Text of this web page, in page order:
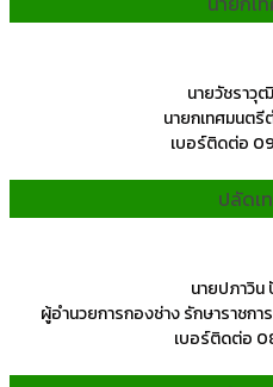
นายวัชราวุ
นายกเทศมนต
เบอร์ติดต่อ
ปลัดเ
นายปภาวิ
ผู้อำนวยการกองช่าง รักษาราชก
เบอร์ติดต่อ